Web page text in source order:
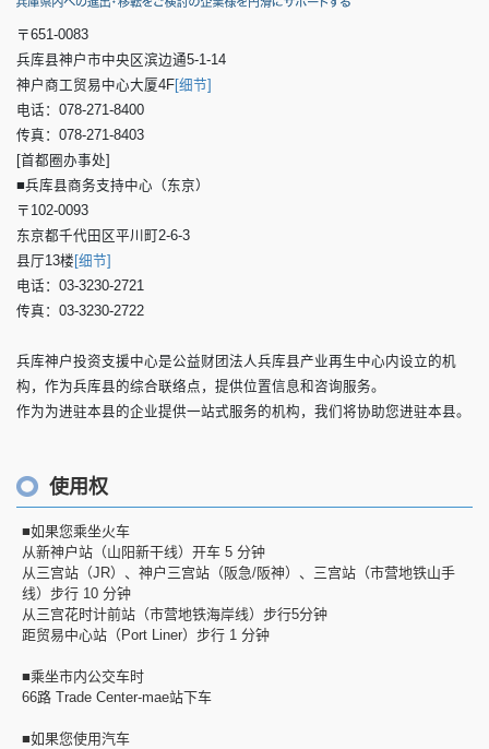
〒651-0083
兵库县神户市中央区滨边通5-1-14
神户商工贸易中心大厦4F[细节]
电话：078-271-8400
传真：078-271-8403
[首都圈办事处]
■兵库县商务支持中心（东京）
〒102-0093
东京都千代田区平川町2-6-3
县厅13楼 [细节]
电话：03-3230-2721
传真：03-3230-2722
兵库神户投资支援中心是公益财团法人兵库县产业再生中心内设立的机
构，作为兵库县的综合联络点，提供位置信息和咨询服务。
作为为进驻本县的企业提供一站式服务的机构，我们将协助您进驻本县。
使用权
■如果您乘坐火车
从新神户站（山阳新干线）开车 5 分钟
从三宫站（JR）、神户三宫站（阪急/阪神）、三宫站（市营地铁山手
线）步行 10 分钟
从三宫花时计前站（市营地铁海岸线）步行5分钟
距贸易中心站（Port Liner）步行 1 分钟
■乘坐市内公交车时
66路 Trade Center-mae站下车
■如果您使用汽车